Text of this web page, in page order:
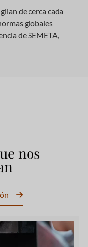
de cerca cada
globales
de SEMETA,
nos